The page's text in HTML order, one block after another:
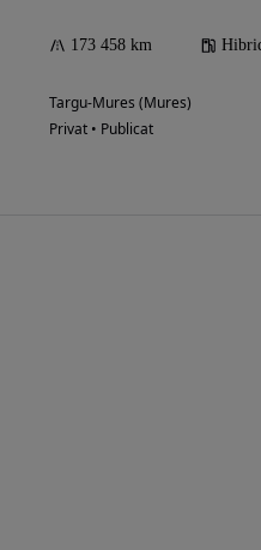
173 458 km
Targu-Mures (Mures)
Privat • Publicat